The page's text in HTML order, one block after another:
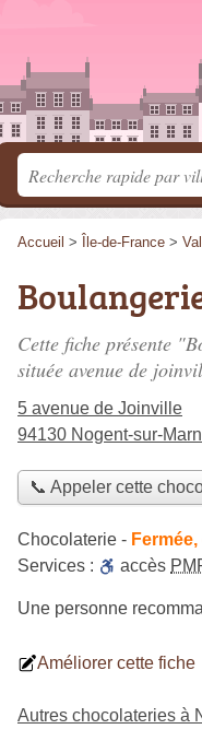
Accueil > Île-de-France >
Cette fiche présente
située avenue de
5 avenue de Joinville
94130 Nogent-sur-
📞 Appeler cette
Chocolaterie -
Services :
accès
Une personne
Améliorer cette fiche
Autres chocolateries à